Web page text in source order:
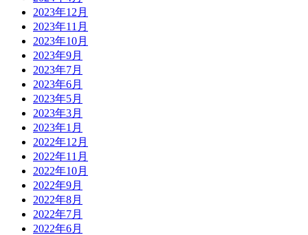
2023年12月
2023年11月
2023年10月
2023年9月
2023年7月
2023年6月
2023年5月
2023年3月
2023年1月
2022年12月
2022年11月
2022年10月
2022年9月
2022年8月
2022年7月
2022年6月